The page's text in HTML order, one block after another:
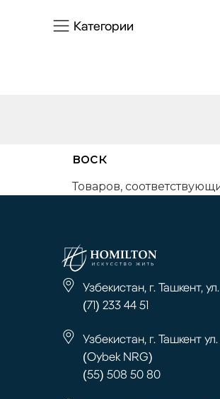
Категории
воск
Товаров,
Узбекистан, г. Ташкент,
(71) 233 44 51
Узбекистан, г. Ташкент
(Oybek NRG)
(55) 508 50 80